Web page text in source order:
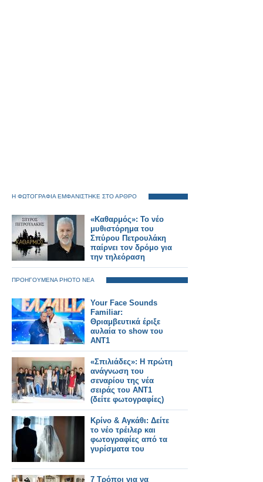
Η ΦΩΤΟΓΡΑΦΙΑ ΕΜΦΑΝΙΣΤΗΚΕ ΣΤΟ ΑΡΘΡΟ
«Καθαρμός»: Το νέο
μυθιστόρημα του
Σπύρου Πετρουλάκη
παίρνει τον δρόμο για
την τηλεόραση
ΠΡΟΗΓΟΥΜΕΝΑ PHOTO ΝΕΑ
Your Face Sounds
Familiar:
Θριαμβευτικά έριξε
αυλαία το show του
ΑΝΤ1
«Σπιλιάδες»: Η πρώτη
ανάγνωση του
σεναρίου της νέα
σειράς του ΑΝΤ1
(δείτε φωτογραφίες)
Κρίνο & Αγκάθι: Δείτε
το νέο τρέιλερ και
φωτογραφίες από τα
γυρίσματα του
7 Τρόποι για να